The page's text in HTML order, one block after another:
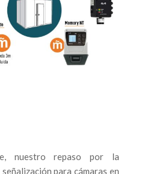
nuestro repaso por la
para cámaras en